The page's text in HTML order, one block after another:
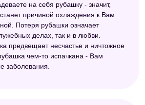
на себя рубашку - значит,
причиной охлаждения к Вам
Потеря рубашки означает
делах, так и в любви.
предвещает несчастье и ничтожное
чем-то испачкана - Вам
заболевания.